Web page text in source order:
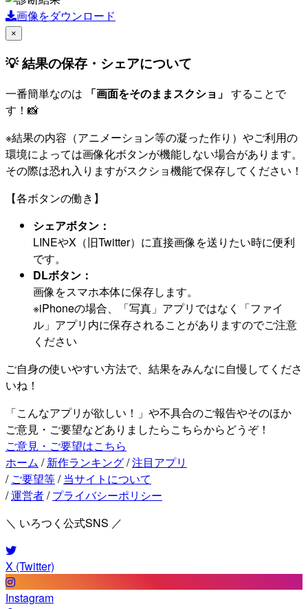
画像をダウンロード
×
💡 結果の保存・シェアについて
一番簡単なのは 「画面をそのままスクショ」 することで
す！📸
※結果の内容（アニメーション等の凝った作り）やご利用の
環境によっては画像化ボタンが機能しない場合があります。
その際は恐れ入りますがスクショ機能で保存してください！
【各ボタンの働き】
シェアボタン：
LINEやX（旧Twitter）に直接画像を送りたい時に便利
です。
DLボタン：
画像をスマホ本体に保存します。
※iPhoneの場合、「写真」アプリではなく「ファイ
ル」アプリ内に保存されることがありますのでご注意
ください
ご自身の使いやすい方法で、結果をみんなに自慢してくださ
いね！
「こんなアプリが欲しい！」や不具合のご報告やそのほか
ご意見・ご要望などありましたらこちらからどうぞ！
ご意見・ご要望はこちら
ホーム / 新作ランキング/注目アプリ
/ ご要望等/ 当サイトについて
/運営者/ プライバシーポリシー
＼ いろつく公式SNS ／
X (Twitter)
Instagram